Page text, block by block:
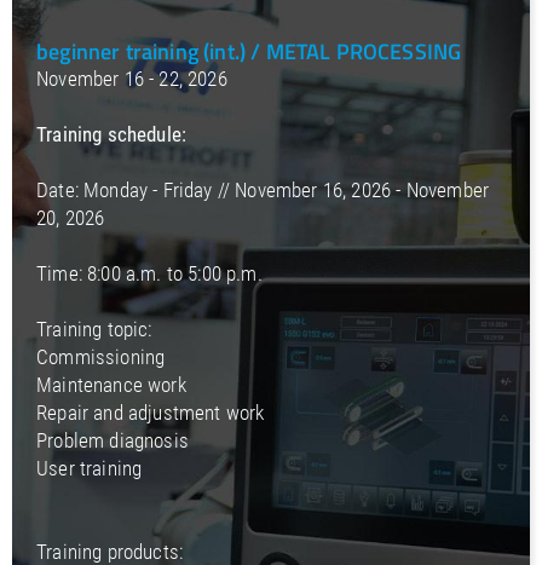
beginner training (int.) / METAL PROCESSING
November 16 - 22, 2026
Training schedule:
Date: Monday - Friday // November 16, 2026 - November
20, 2026
Time: 8:00 a.m. to 5:00 p.m.
Training topic:
Commissioning
Maintenance work
Repair and adjustment work
Problem diagnosis
User training
Training products: